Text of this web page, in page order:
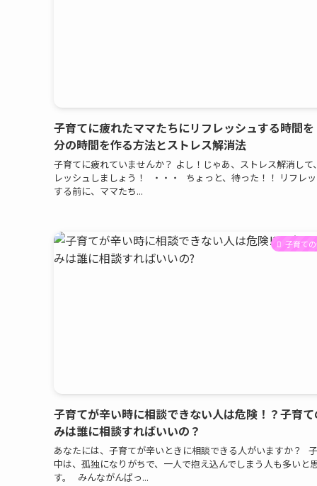
子育てに疲れたママたちにリフレッシュする時間
分の時間を作る方法とストレス解消法
子育てに疲れていませんか？ よし！じゃあ、ストレス解消して
レッシュしましょう！ ・・・ ちょっと、待った！！ リフレ
する前に、ママたち...
子育て
子育てが辛い時に相談できない人は危険！？子育
みは誰に相談すればいいの？
あなたには、子育てが辛いときに相談できる人がいますか？
中は、孤独になりがちで、一人で抱え込んでしまう人も多いと
す。 みんながんばっ...